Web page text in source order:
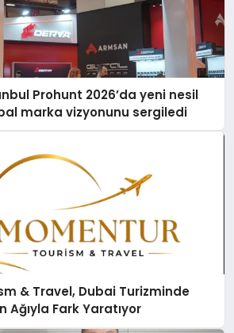
Prohunt 2026’da yeni nesil
marka vizyonunu sergiledi
& Travel, Dubai Turizminde
Ağıyla Fark Yaratıyor